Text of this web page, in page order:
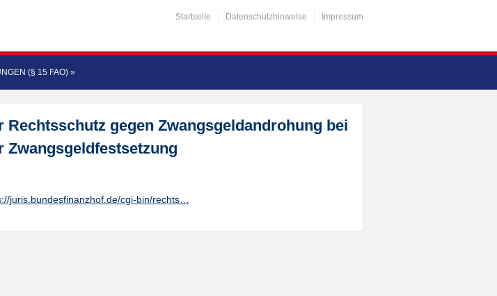
Startseite Datenschutzhinweise Impressum
(§ 15 FAO) »
Rechtsschutz gegen Zwangsgeldandrohung bei
Zwangsgeldfestsetzung
juris.bundesfinanzhof.de/cgi-bin/rechts…